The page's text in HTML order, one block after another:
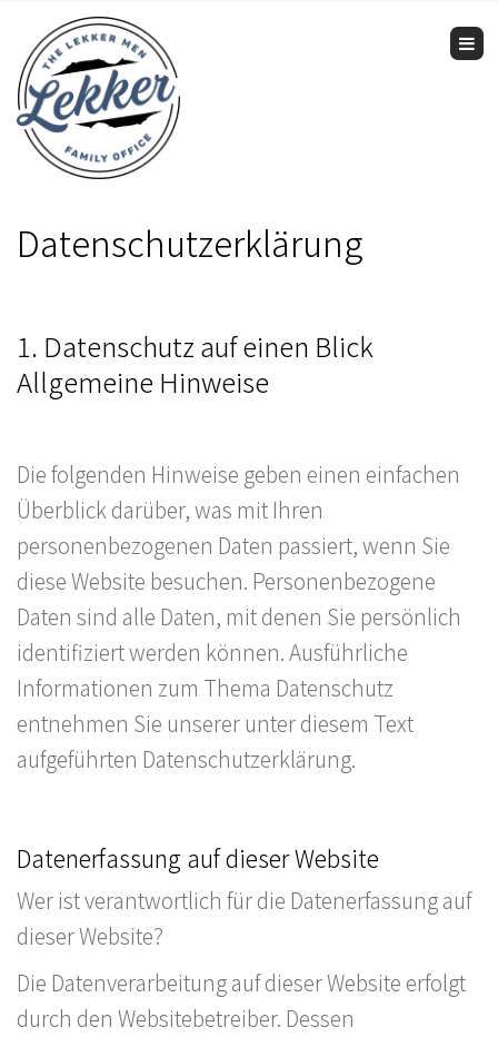
Datenschutzerklärung
1. Datenschutz auf einen Blick
Allgemeine Hinweise
Die folgenden Hinweise geben einen einfachen
Überblick darüber, was mit Ihren
personenbezogenen Daten passiert, wenn Sie
diese Website besuchen. Personenbezogene
Daten sind alle Daten, mit denen Sie persönlich
identifiziert werden können. Ausführliche
Informationen zum Thema Datenschutz
entnehmen Sie unserer unter diesem Text
aufgeführten Datenschutzerklärung.
Datenerfassung auf dieser Website
Wer ist verantwortlich für die Datenerfassung auf
dieser Website?
Die Datenverarbeitung auf dieser Website erfolgt
durch den Websitebetreiber. Dessen